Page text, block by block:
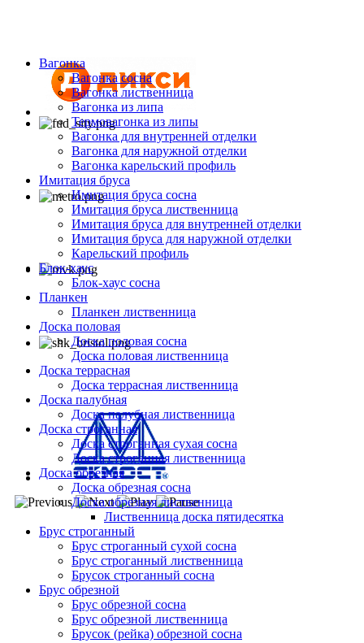
Вагонка
Вагонка сосна
Вагонка лиственница
Вагонка из липа
Термовагонка из липы
Вагонка для внутренней отделки
Вагонка для наружной отделки
Вагонка карельский профиль
Имитация бруса
Имитация бруса сосна
Имитация бруса лиственница
Имитация бруса для внутренней отделки
Имитация бруса для наружной отделки
Карельский профиль
Блок-хаус
Блок-хаус сосна
Планкен
Планкен лиственница
Доска половая
Доска половая сосна
Доска половая лиственница
Доска террасная
Доска террасная лиственница
Доска палубная
Доска палубная лиственница
Доска строганная
Доска строганная сухая сосна
Доска строганная лиственница
Доска обрезная
Доска обрезная сосна
Доска обрезная лиственница
Лиственница доска пятидесятка
Брус строганный
Брус строганный сухой сосна
Брус строганный лиственница
Брусок строганный сосна
Брус обрезной
Брус обрезной сосна
Брус обрезной лиственница
Брусок (рейка) обрезной сосна